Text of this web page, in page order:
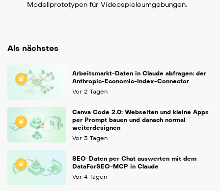
Modellprototypen für Videospieleumgebungen.
Als nächstes
Arbeitsmarkt-Daten in Claude abfragen: der
Anthropic-Economic-Index-Connector
Vor 2 Tagen
Canva Code 2.0: Webseiten und kleine Apps
per Prompt bauen und danach normal
weiterdesignen
Vor 3 Tagen
SEO-Daten per Chat auswerten mit dem
DataForSEO-MCP in Claude
Vor 4 Tagen